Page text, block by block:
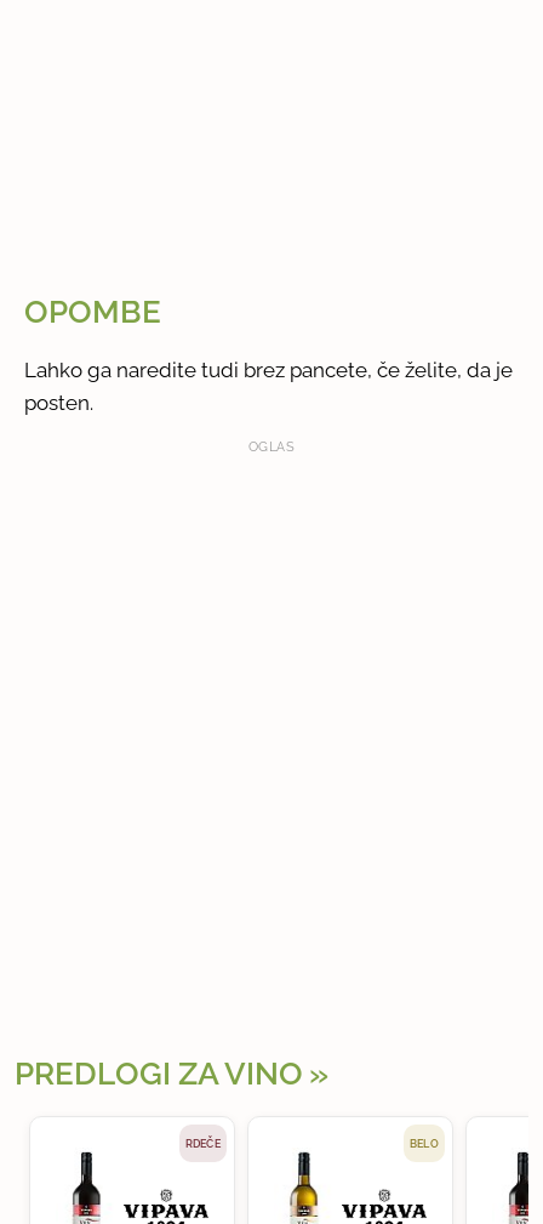
OPOMBE
Lahko ga naredite tudi brez pancete, če želite, da je
posten.
OGLAS
PREDLOGI ZA VINO
RDEČE BELO